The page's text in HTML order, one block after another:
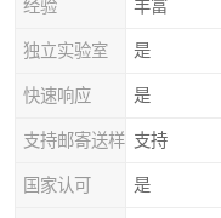
经验 丰富
独立实验室 是
快速响应 是
支持邮寄送样 支持
国家认可 是